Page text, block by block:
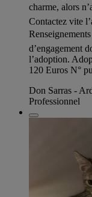
charme, alors
Contactez vite
d’engagement
l’adoption.
120 Euros N°
Don Sarras -
Professionnel